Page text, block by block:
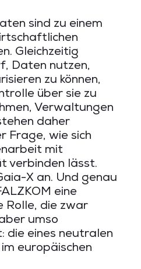
sind zu einem
Gleichzeitig
Daten nutzen,
zu können,
über sie zu
Verwaltungen
daher
Frage, wie sich
mit
verbinden lässt.
X an. Und genau
eine
Rolle, die zwar
umso
die eines neutralen
europäischen